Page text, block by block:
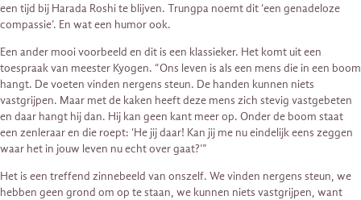
een tijd bij Harada Roshi te blijven. Trungpa noemt dit ‘een genadeloze
compassie’. En wat een humor ook.
Een ander mooi voorbeeld en dit is een klassieker. Het komt uit een
toespraak van meester Kyogen. “Ons leven is als een mens die in een boom
hangt. De voeten vinden nergens steun. De handen kunnen niets
vastgrijpen. Maar met de kaken heeft deze mens zich stevig vastgebeten
en daar hangt hij dan. Hij kan geen kant meer op. Onder de boom staat
een zenleraar en die roept: ‘He jij daar! Kan jij me nu eindelijk eens zeggen
waar het in jouw leven nu echt over gaat?’”
Het is een treffend zinnebeeld van onszelf. We vinden nergens steun, we
hebben geen grond om op te staan, we kunnen niets vastgrijpen, want